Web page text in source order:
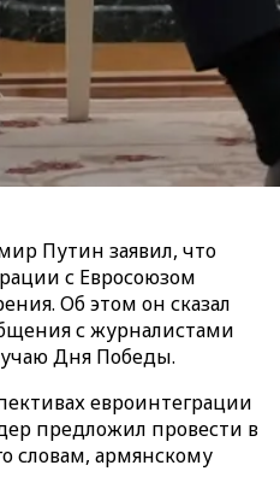
Путин заявил, что
с Евросоюзом
Об этом он сказал
с журналистами
Дня Победы.
евроинтеграции
предложил провести в
словам, армянскому